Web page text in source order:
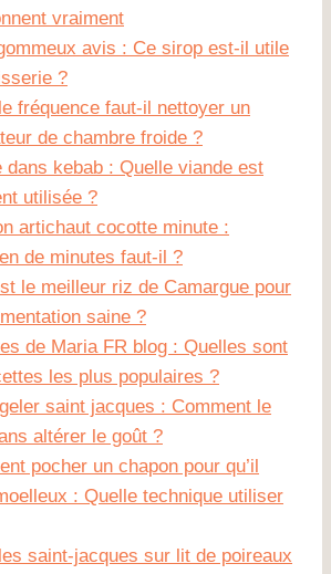
vraiment
avis : Ce sirop est-il utile
?
fréquence faut-il nettoyer un
de chambre froide ?
dans kebab : Quelle viande est
utilisée ?
artichaut cocotte minute :
de minutes faut-il ?
le meilleur riz de Camargue pour
saine ?
de Maria FR blog : Quelles sont
les plus populaires ?
saint jacques : Comment le
altérer le goût ?
pocher un chapon pour qu’il
: Quelle technique utiliser
saint-jacques sur lit de poireaux